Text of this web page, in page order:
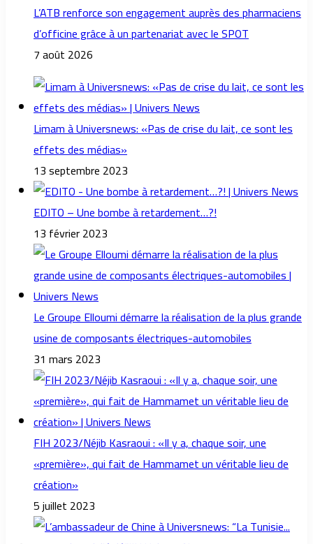
L’ATB renforce son engagement auprès des pharmaciens
d’officine grâce à un partenariat avec le SPOT
7 août 2026
Limam à Universnews: «Pas de crise du lait, ce sont les
effets des médias»
13 septembre 2023
EDITO – Une bombe à retardement…?!
13 février 2023
Le Groupe Elloumi démarre la réalisation de la plus grande
usine de composants électriques-automobiles
31 mars 2023
FIH 2023/Néjib Kasraoui : «Il y a, chaque soir, une
«première», qui fait de Hammamet un véritable lieu de
création»
5 juillet 2023